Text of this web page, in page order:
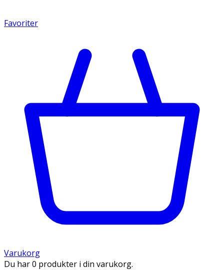
Favoriter
Varukorg
Du har 0 produkter i din varukorg.